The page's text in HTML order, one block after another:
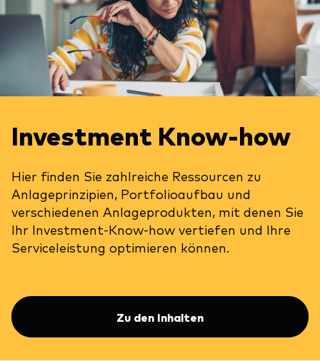
Investment Know-how
Hier finden Sie zahlreiche Ressourcen zu
Anlageprinzipien, Portfolioaufbau und
verschiedenen Anlageprodukten, mit denen Sie
Ihr Investment-Know-how vertiefen und Ihre
Serviceleistung optimieren können.
Zu den Inhalten